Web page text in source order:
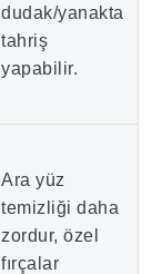
dudak/yanakta
tahriş
yapabilir.
Ara yüz
temizliği daha
zordur, özel
fırçalar